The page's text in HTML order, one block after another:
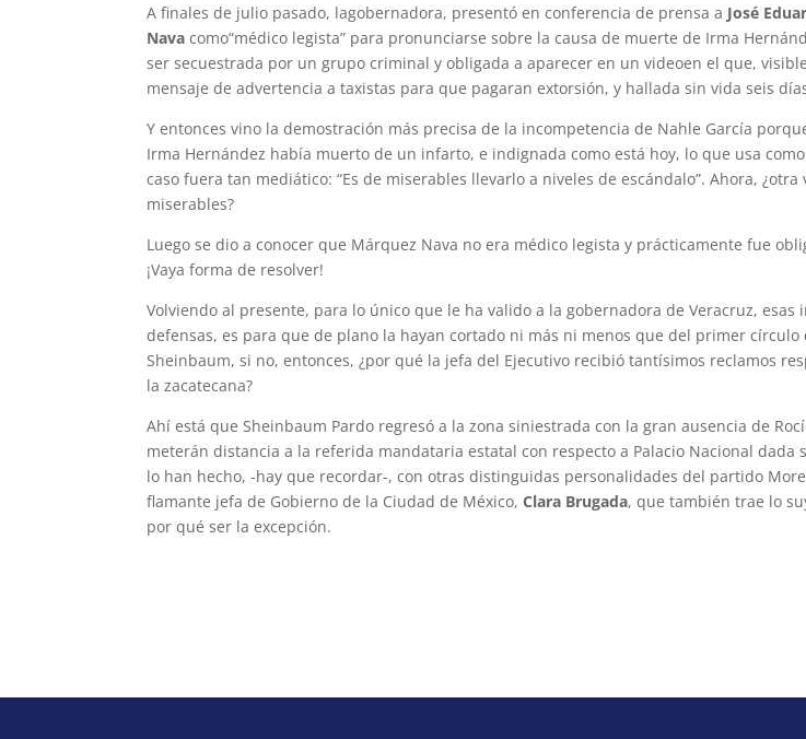
A finales de julio pasado, lagobernadora, presentó en conferencia de prensa a José
Nava como“médico legista” para pronunciarse sobre la causa de muerte de Irma
ser secuestrada por un grupo criminal y obligada a aparecer en un videoen el que,
mensaje de advertencia a taxistas para que pagaran extorsión, y hallada sin vida seis
Y entonces vino la demostración más precisa de la incompetencia de Nahle García
Irma Hernández había muerto de un infarto, e indignada como está hoy, lo que usa
caso fuera tan mediático: “Es de miserables llevarlo a niveles de escándalo”. Ahora, ¿otra
miserables?
Luego se dio a conocer que Márquez Nava no era médico legista y prácticamente fue
¡Vaya forma de resolver!
Volviendo al presente, para lo único que le ha valido a la gobernadora de Veracruz, esas
defensas, es para que de plano la hayan cortado ni más ni menos que del primer círculo
Sheinbaum, si no, entonces, ¿por qué la jefa del Ejecutivo recibió tantísimos reclamos
la zacatecana?
Ahí está que Sheinbaum Pardo regresó a la zona siniestrada con la gran ausencia de
meterán distancia a la referida mandataria estatal con respecto a Palacio Nacional dada
lo han hecho, -hay que recordar-, con otras distinguidas personalidades del partido
flamante jefa de Gobierno de la Ciudad de México,Clara Brugada, que también trae lo
por qué ser la excepción.